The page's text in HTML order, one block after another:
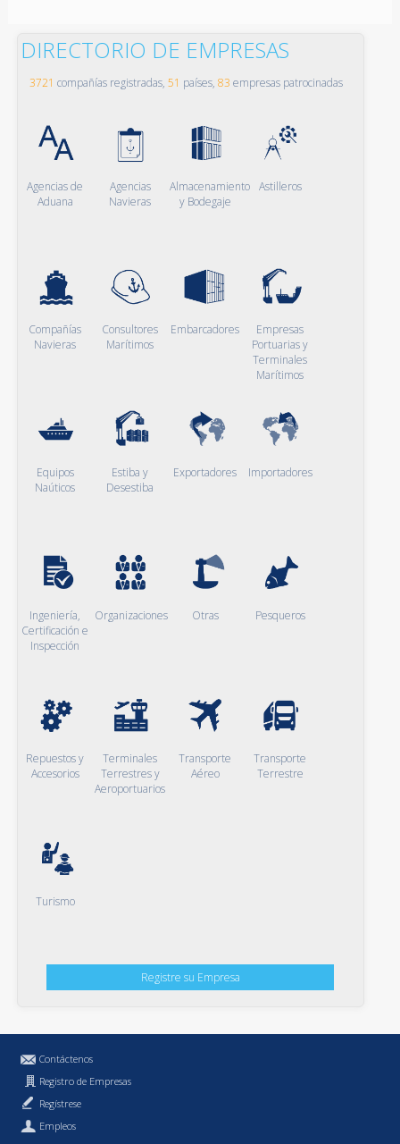
DIRECTORIO DE EMPRESAS
3721 compañías registradas, 51 países, 83 empresas patrocinadas
Agencias de
Aduana
Agencias
Navieras
Almacenamiento
y Bodegaje
Astilleros
Compañías
Navieras
Consultores
Marítimos
Embarcadores
Empresas
Portuarias y
Terminales
Marítimos
Equipos
Naúticos
Estiba y
Desestiba
Exportadores Importadores
Ingeniería,
Certificación e
Inspección
Organizaciones Otras Pesqueros
Repuestos y
Accesorios
Terminales
Terrestres y
Aeroportuarios
Transporte
Aéreo
Transporte
Terrestre
Turismo
Registre su Empresa
Contáctenos
Registro de Empresas
Regístrese
Empleos